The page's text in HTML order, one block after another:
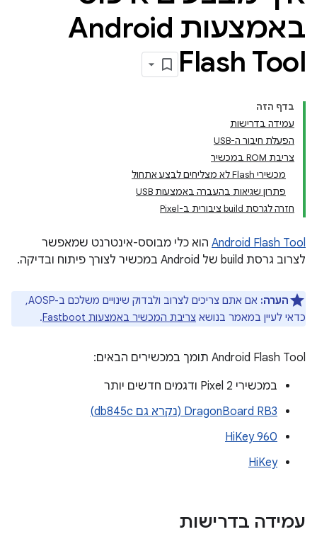
באמצעות Android
Flash Tool
בדף הזה
עמידה בדרישות
הפעלת חיבור ה-USB
צריבת ROM במכשיר
מכשירי Flash לא מצליחים לבצע אתחול
פתרון שגיאות בהעברה באמצעות USB
חזרה לגרסת build ציבורית ב-Pixel
Android Flash Tool הוא כלי מבוסס-אינטרנט שמאפשר
לצרוב גרסת build של Android במכשיר לצורך פיתוח ובדיקה.
הערה:
אם אתם צריכים לצרוב ולבדוק שינויים משלכם ב-AOSP,
כדאי לעיין במאמר בנושא צריבת המכשיר באמצעות Fastboot .
‫Android Flash Tool תומך במכשירים הבאים:
במכשירי Pixel 2 ודגמים חדשים יותר
DragonBoard RB3 (נקרא גם db845c)
HiKey 960
HiKey
עמידה בדרישות